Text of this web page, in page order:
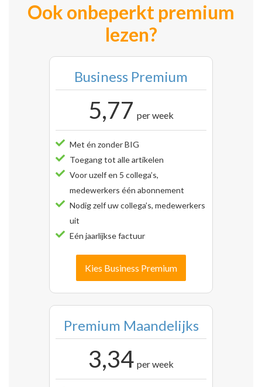
Ook onbeperkt premium
lezen?
Business Premium
5,77 per week
Met én zonder BIG
Toegang tot alle artikelen
Voor uzelf en 5 collega’s,
medewerkers één abonnement
Nodig zelf uw collega’s, medewerkers
uit
Eén jaarlijkse factuur
Kies Business Premium
Premium Maandelijks
3,34 per week